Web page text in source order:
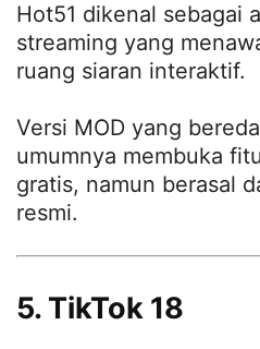
Hot51 dikenal sebagai
streaming yang
ruang siaran interaktif.
Versi MOD yang
umumnya membuka
gratis, namun berasal
resmi.
5. TikTok 18